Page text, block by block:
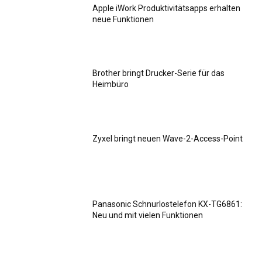
Apple iWork Produktivitätsapps erhalten
neue Funktionen
Brother bringt Drucker-Serie für das
Heimbüro
Zyxel bringt neuen Wave-2-Access-Point
Panasonic Schnurlostelefon KX-TG6861:
Neu und mit vielen Funktionen